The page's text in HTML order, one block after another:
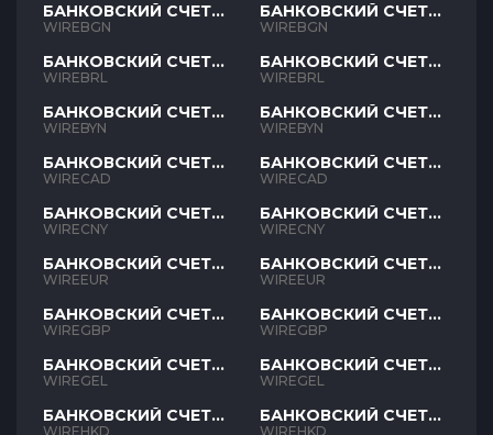
БАНКОВСКИЙ СЧЕТ
BGN
WIREBGN
БАНКОВСКИЙ СЧЕТ
BRL
WIREBRL
БАНКОВСКИЙ СЧЕТ
BYN
WIREBYN
БАНКОВСКИЙ СЧЕТ
CAD
WIRECAD
БАНКОВСКИЙ СЧЕТ
CNY
WIRECNY
БАНКОВСКИЙ СЧЕТ
EUR
WIREEUR
БАНКОВСКИЙ СЧЕТ
GBP
WIREGBP
БАНКОВСКИЙ СЧЕТ
GEL
WIREGEL
БАНКОВСКИЙ СЧЕТ
HKD
WIREHKD
БАНКОВСКИЙ СЧЕТ
BGN
WIREBGN
БАНКОВСКИЙ СЧЕТ
BRL
WIREBRL
БАНКОВСКИЙ СЧЕТ
BYN
WIREBYN
БАНКОВСКИЙ СЧЕТ
CAD
WIRECAD
БАНКОВСКИЙ СЧЕТ
CNY
WIRECNY
БАНКОВСКИЙ СЧЕТ
EUR
WIREEUR
БАНКОВСКИЙ СЧЕТ
GBP
WIREGBP
БАНКОВСКИЙ СЧЕТ
GEL
WIREGEL
БАНКОВСКИЙ СЧЕТ
HKD
WIREHKD